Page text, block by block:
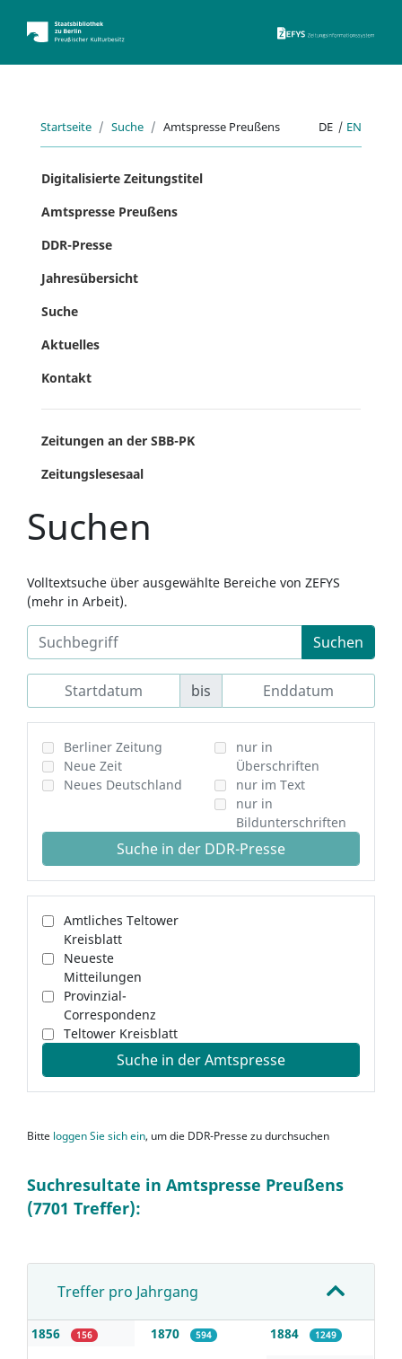
Startseite Suche Amtspresse Preußens DE | EN
Digitalisierte Zeitungstitel
Amtspresse Preußens
DDR-Presse
Jahresübersicht
Suche
Aktuelles
Kontakt
Zeitungen an der SBB-PK
Zeitungslesesaal
Suchen
Volltextsuche über ausgewählte Bereiche von ZEFYS
(mehr in Arbeit).
Suchen
bis
Berliner Zeitung
Neue Zeit
Neues Deutschland
nur in
Überschriften
nur im Text
nur in
Bildunterschriften
Suche in der DDR-Presse
Amtliches Teltower
Kreisblatt
Neueste
Mitteilungen
Provinzial-
Correspondenz
Teltower Kreisblatt
Suche in der Amtspresse
Bitte loggen Sie sich ein, um die DDR-Presse zu durchsuchen
Suchresultate in Amtspresse Preußens
(7701 Treffer):
Treffer pro Jahrgang
1856 156 1870 594 1884 1249